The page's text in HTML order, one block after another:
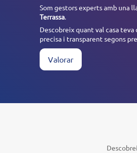
Som gestors experts amb una
Terrassa.
Descobreix quant val casa
precisa i transparent segons
Valorar